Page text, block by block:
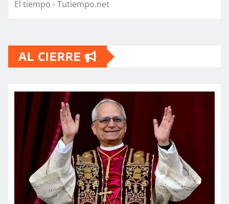
El tiempo - Tutiempo.net
AL CIERRE